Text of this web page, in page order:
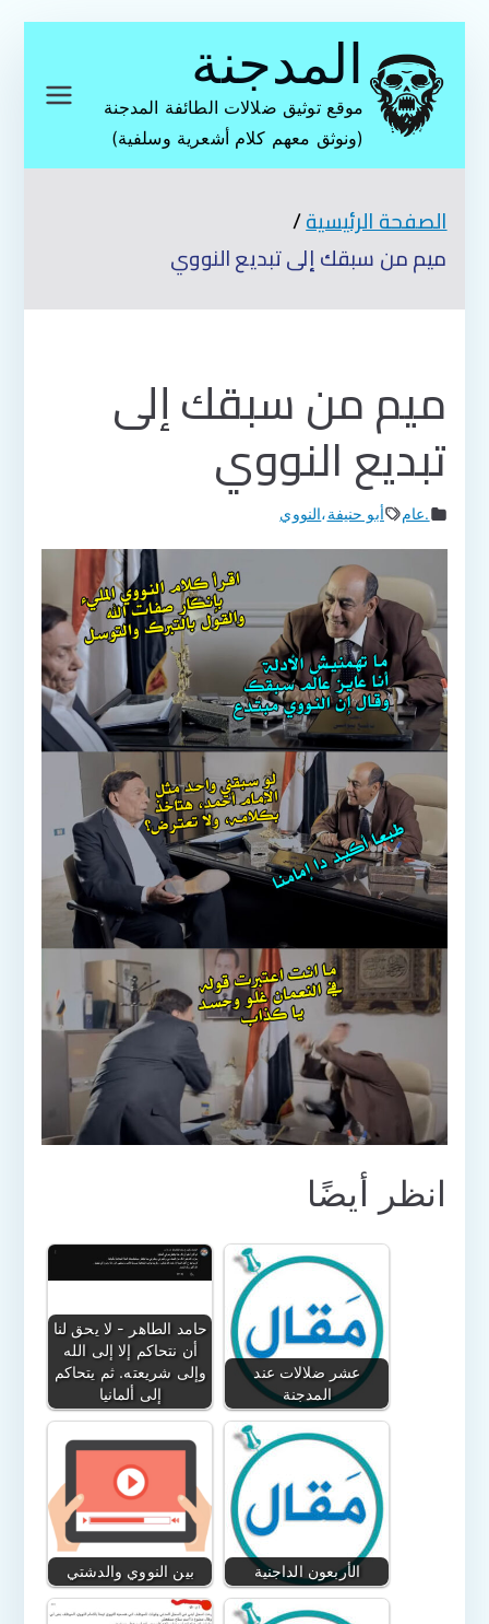
المحتوى
المدجنة
موقع توثيق ضلالات الطائفة المدجنة
(ونوثق معهم كلام أشعرية وسلفية)
الصفحة الرئيسية
ميم من سبقك إلى تبديع النووي
ميم من سبقك إلى
تبديع النووي
.عام أبو حنيفة،النووي
انظر أيضًا
حامد الطاهر - لا يحق لنا
أن نتحاكم إلا إلى الله
وإلى شريعته. ثم يتحاكم
إلى ألمانيا
عشر ضلالات عند
المدجنة
بين النووي والدشتي الأربعون الداجنية